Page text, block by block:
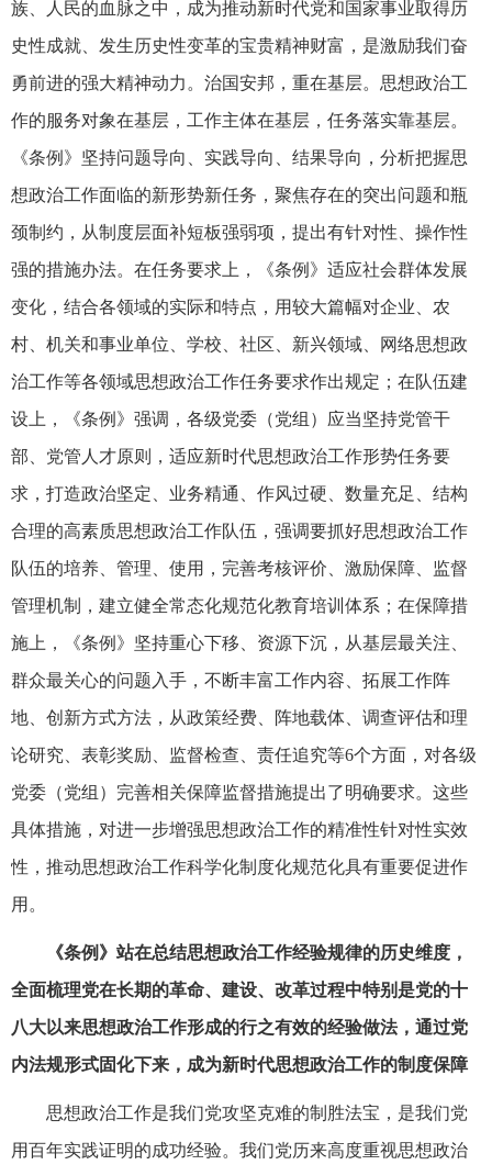
族、人民的血脉之中，成为推动新时代党和国家事业取得历
史性成就、发生历史性变革的宝贵精神财富，是激励我们奋
勇前进的强大精神动力。治国安邦，重在基层。思想政治工
作的服务对象在基层，工作主体在基层，任务落实靠基层。
《条例》坚持问题导向、实践导向、结果导向，分析把握思
想政治工作面临的新形势新任务，聚焦存在的突出问题和瓶
颈制约，从制度层面补短板强弱项，提出有针对性、操作性
强的措施办法。在任务要求上，《条例》适应社会群体发展
变化，结合各领域的实际和特点，用较大篇幅对企业、农
村、机关和事业单位、学校、社区、新兴领域、网络思想政
治工作等各领域思想政治工作任务要求作出规定；在队伍建
设上，《条例》强调，各级党委（党组）应当坚持党管干
部、党管人才原则，适应新时代思想政治工作形势任务要
求，打造政治坚定、业务精通、作风过硬、数量充足、结构
合理的高素质思想政治工作队伍，强调要抓好思想政治工作
队伍的培养、管理、使用，完善考核评价、激励保障、监督
管理机制，建立健全常态化规范化教育培训体系；在保障措
施上，《条例》坚持重心下移、资源下沉，从基层最关注、
群众最关心的问题入手，不断丰富工作内容、拓展工作阵
地、创新方式方法，从政策经费、阵地载体、调查评估和理
论研究、表彰奖励、监督检查、责任追究等6个方面，对各级
党委（党组）完善相关保障监督措施提出了明确要求。这些
具体措施，对进一步增强思想政治工作的精准性针对性实效
性，推动思想政治工作科学化制度化规范化具有重要促进作
用。
《条例》站在总结思想政治工作经验规律的历史维度，
全面梳理党在长期的革命、建设、改革过程中特别是党的十
八大以来思想政治工作形成的行之有效的经验做法，通过党
内法规形式固化下来，成为新时代思想政治工作的制度保障
思想政治工作是我们党攻坚克难的制胜法宝，是我们党
用百年实践证明的成功经验。我们党历来高度重视思想政治